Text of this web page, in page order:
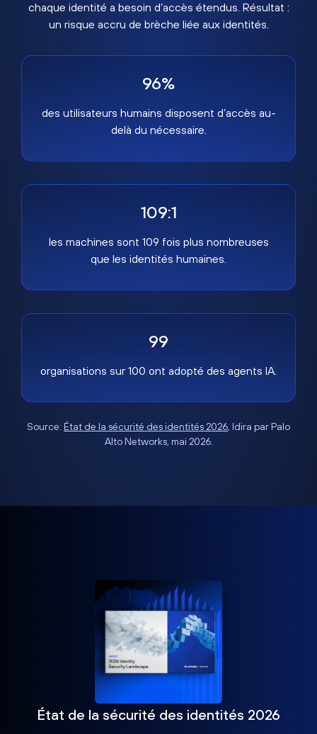
chaque identité a besoin d’accès étendus. Résultat :
un risque accru de brèche liée aux identités.
96%
des utilisateurs humains disposent d’accès au-
delà du nécessaire.
109:1
les machines sont 109 fois plus nombreuses
que les identités humaines.
99
organisations sur 100 ont adopté des agents IA.
Source: État de la sécurité des identités 2026, Idira par Palo
Alto Networks, mai 2026.
État de la sécurité des identités 2026